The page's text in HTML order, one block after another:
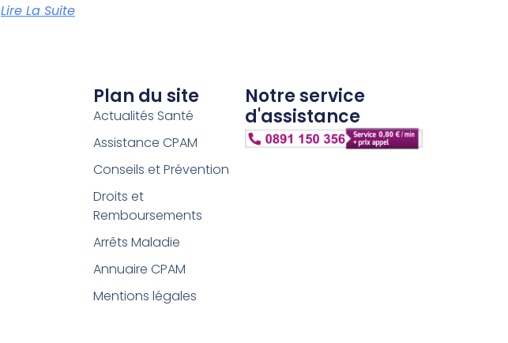
Lire La Suite
Plan du site
Actualités Santé
Assistance CPAM
Conseils et Prévention
Droits et
Remboursements
Arrêts Maladie
Annuaire CPAM
Mentions légales
Notre service
d'assistance